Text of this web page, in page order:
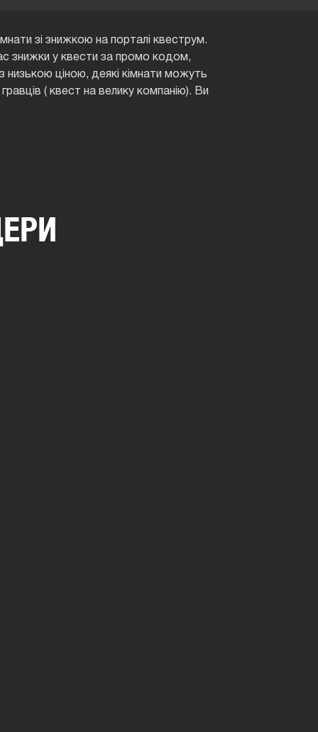
зі знижкою на порталі квеструм.
знижки у квести за промо кодом,
ціною, деякі кімнати можуть
( квест на велику компанію). Ви